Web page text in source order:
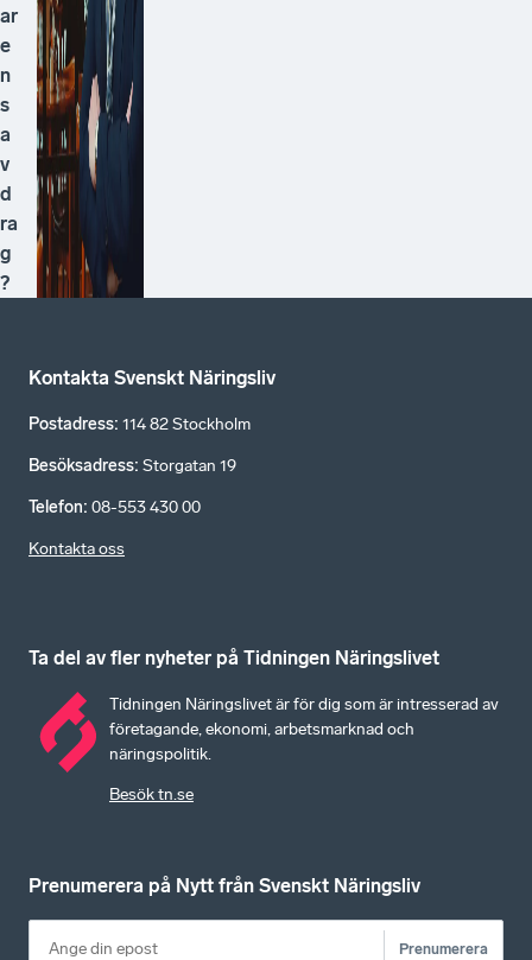
ar
e
n
s
a
v
d
ra
g
?
Kontakta Svenskt Näringsliv
Postadress: 114 82 Stockholm
Besöksadress: Storgatan 19
Telefon: 08-553 430 00
Kontakta oss
Ta del av fler nyheter på Tidningen Näringslivet
Tidningen Näringslivet är för dig som är intresserad av
företagande, ekonomi, arbetsmarknad och
näringspolitik.
Besök tn.se
Prenumerera på Nytt från Svenskt Näringsliv
Prenumerera